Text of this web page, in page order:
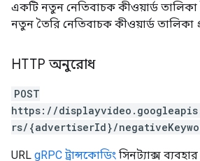
একটি নতুন নেতিবাচক কীওয়ার্ড
নতুন তৈরি নেতিবাচক কীওয়ার্ড তালিকা
HTTP অনুরোধ
POST
https://
rs/{advertiserId}/
URL gRPC ট্রান্সকোডিং সিনট্যাক্স